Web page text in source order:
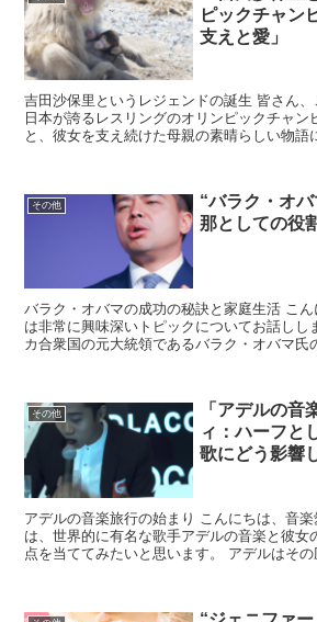
ピックチャン
支えと愛」
吉田沙保里というレジェンドの誕生 皆さん、
日本が誇るレスリングのオリンピックチャン
と、彼女を支え続けた母親の素晴らしい物語
その他
“バラク・オ
那としての役
バラク・オバマの成功の秘訣と家庭生活 こ
は非常に興味深いトピックについてお話しし
カ合衆国の元大統領であるバラク・オバマ氏
その他
「アデルの音
ィ：ハーフと
歌にどう影響
アデルの音楽旅行の始まり こんにちは、音
は、世界的に有名な歌手アデルの音楽と彼女
点を当ててみたいと思います。 アデルはその